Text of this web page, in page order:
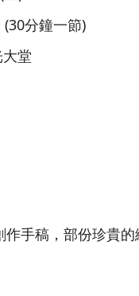
分鐘一節)
堂
手稿，部份珍貴